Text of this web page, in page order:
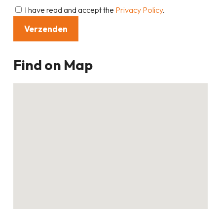
I have read and accept the Privacy Policy.
Find on Map